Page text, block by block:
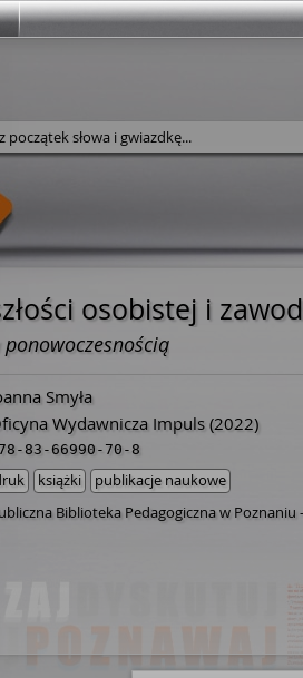
w serwisie
osobistej i
Smyła
Wydawnicza Impuls (2022)
83-66990-70-8
książki
publikacje naukowe
Biblioteka Pedagogiczna w Poznaniu